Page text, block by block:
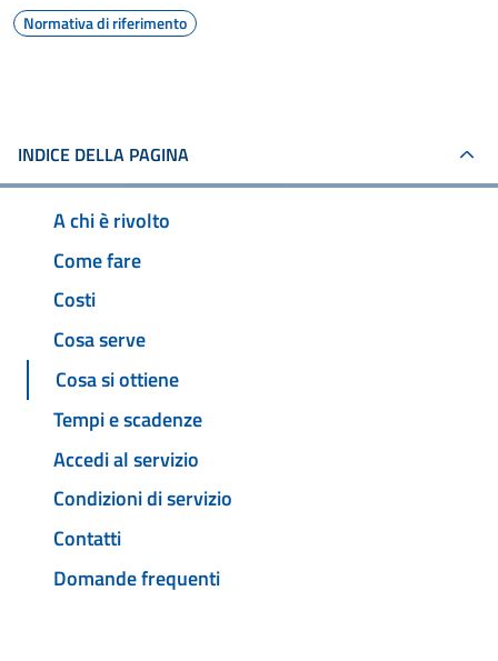
Normativa di riferimento
INDICE DELLA PAGINA
A chi è rivolto
Come fare
Costi
Cosa serve
Cosa si ottiene
Tempi e scadenze
Accedi al servizio
Condizioni di servizio
Contatti
Domande frequenti